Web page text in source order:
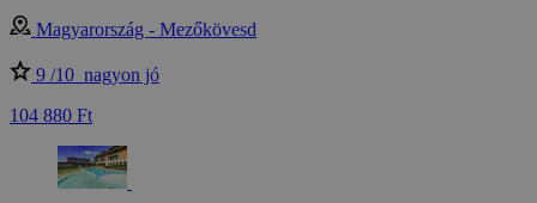
Magyarország - Mezőkövesd
9 /10 nagyon jó
104 880 Ft